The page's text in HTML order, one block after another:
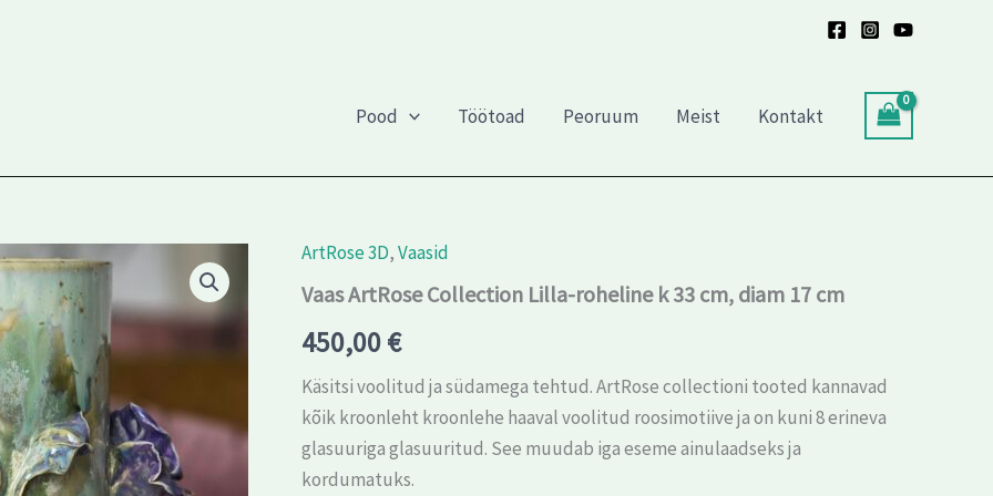
Pood
Töötoad Peoruum Meist Kontakt
ArtRose 3D,Vaasid
Vaas ArtRose Collection Lilla-roheline k 33 cm, diam 17 cm
450,00€
Käsitsi voolitud ja südamega tehtud. ArtRose collectioni tooted kannavad
kõik kroonleht kroonlehe haaval voolitud roosimotiive ja on kuni 8 erineva
glasuuriga glasuuritud. See muudab iga eseme ainulaadseks ja
kordumatuks.
Vaas
Collection
roheline
33
cm,
diam
17
cm
diam
kogus